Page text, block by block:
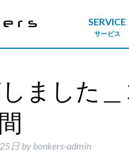
SERVICE
サービス
ました
日 by bonkers-admin